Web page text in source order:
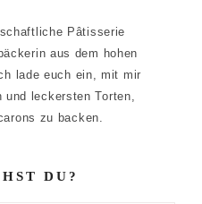
Pâtisserie
aus dem hohen
lade euch ein, mit mir
und leckersten Torten,
zu backen.
DU?